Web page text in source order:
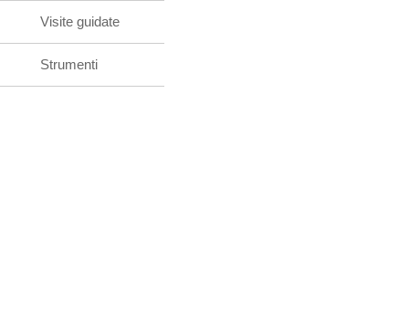
Visite guidate
Strumenti